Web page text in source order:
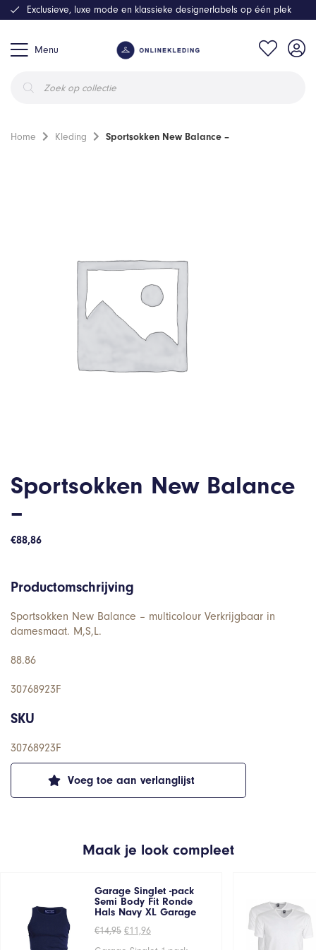
Menu
zoeken
Exclusieve, luxe mode en klassieke designerlabels op één plek
Home Kleding Sportsokken New Balance –
Sportsokken New Balance
–
€88,86
Voeg toe aan verlanglijst
Productomschrijving
Sportsokken New Balance – multicolour Verkrijgbaar in
damesmaat. M,S,L.
88.86
30768923F
SKU
30768923F
Maak je look compleet
Garage Singlet -pack
Semi Body Fit Ronde
Hals Navy XL Garage
€14,95 Oorspronkelijke
€11,96Huidige